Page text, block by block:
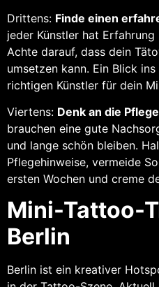
Drittens: Finde einen
jeder Künstler hat
Achte darauf, dass dein
umsetzen kann. Ein Blick
richtigen Künstler für dein
Viertens: Denk an die
brauchen eine gute
und lange schön bleiben.
Pflegehinweise, vermeide
ersten Wochen und creme
Mini-Tattoo-
Berlin
Berlin ist ein kreativer